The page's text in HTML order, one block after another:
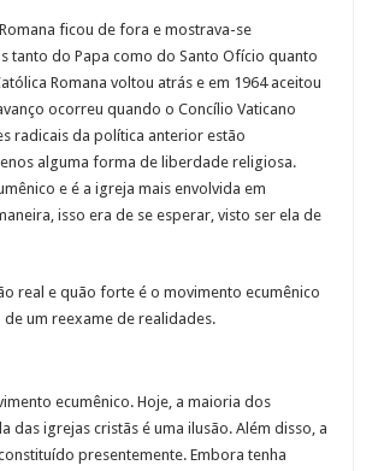
ficou de fora e mostrava-se
tanto do Papa como do Santo Ofício quanto
Romana voltou atrás e em 1964 aceitou
ocorreu quando o Concílio Vaticano
radicais da política anterior estão
alguma forma de liberdade religiosa.
e é a igreja mais envolvida em
isso era de se esperar, visto ser ela de
real e quão forte é o movimento ecumênico
um reexame de realidades.
ecumênico. Hoje, a maioria dos
das igrejas cristãs é uma ilusão. Além disso, a
presentemente. Embora tenha